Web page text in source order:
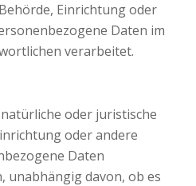
Einrichtung oder
Daten im
verarbeitet.
oder juristische
oder andere
Daten
unabhängig davon, ob es